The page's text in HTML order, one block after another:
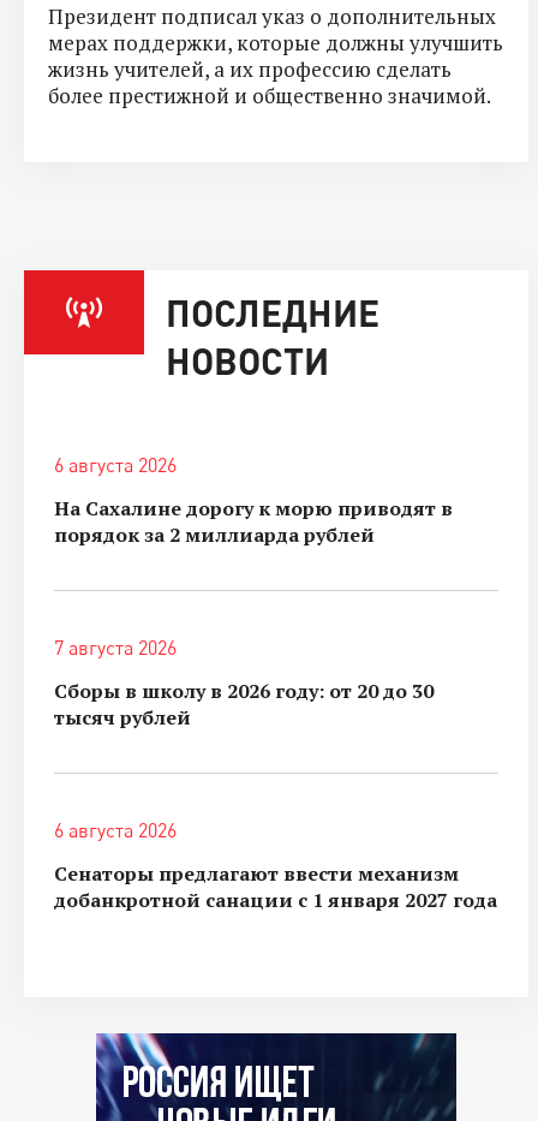
Президент подписал указ о дополнительных
мерах поддержки, которые должны улучшить
жизнь учителей, а их профессию сделать
более престижной и общественно значимой.
ПОСЛЕДНИЕ
НОВОСТИ
6 августа 2026
На Сахалине дорогу к морю приводят в
порядок за 2 миллиарда рублей
7 августа 2026
Сборы в школу в 2026 году: от 20 до 30
тысяч рублей
6 августа 2026
Сенаторы предлагают ввести механизм
добанкротной санации с 1 января 2027 года